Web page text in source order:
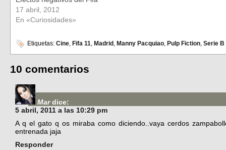
17 abril, 2012
En «Curiosidades»
Etiquetas: Cine, Fifa 11, Madrid , Manny Pacquiao, Pulp Fiction, Serie B
10 comentarios
Mar dice:
5 abril, 2011 a las 10:29 pm
A q el gato q os miraba como diciendo..vaya cerdos
entrenada jaja
Responder